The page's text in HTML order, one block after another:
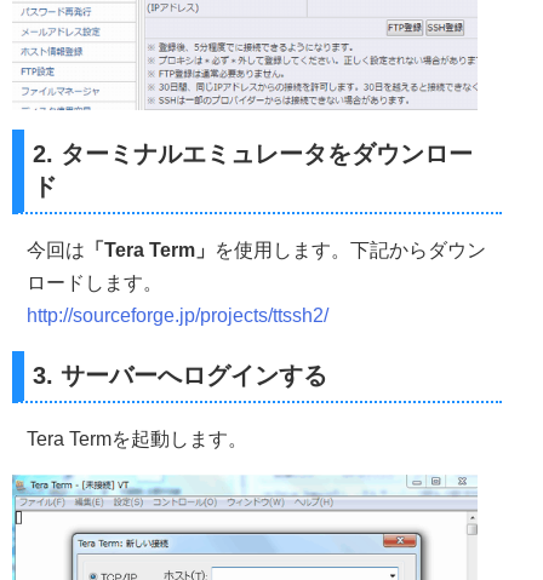
2. ターミナルエミュレータをダウンロー
ド
今回は 「Tera Term」
を使用します。下記からダウン
ロードします。
http://sourceforge.jp/projects/ttssh2/
3. サーバーへログインする
Tera Termを起動します。